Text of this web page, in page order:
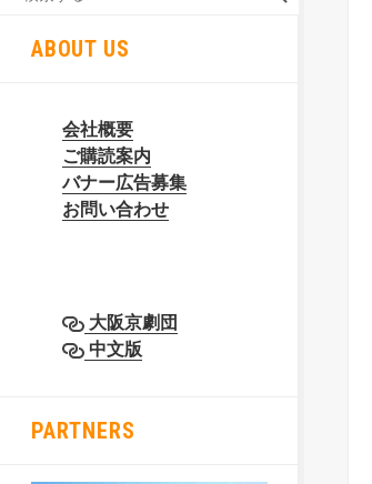
ABOUT US
会社概要
ご購読案内
バナー広告募集
お問い合わせ
大阪京劇団
中文版
PARTNERS